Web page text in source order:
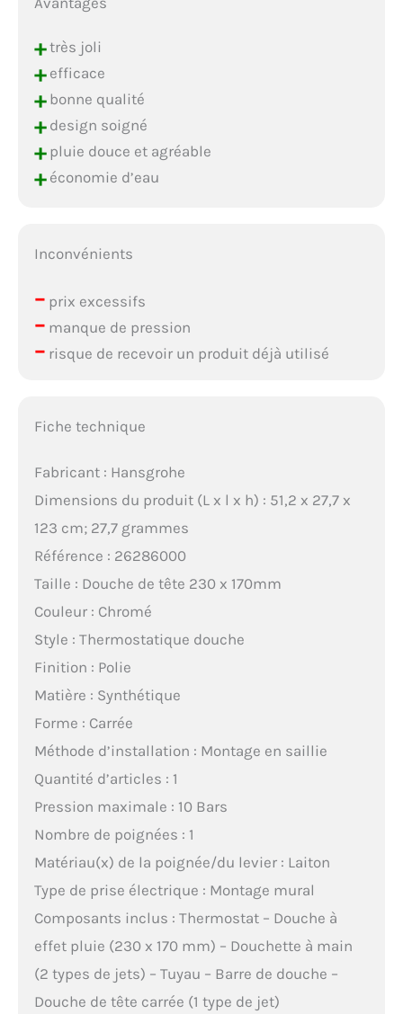
+très joli
+efficace
+bonne qualité
+design soigné
+pluie douce et agréable
+économie d’eau
Inconvénients
–prix excessifs
–manque de pression
–risque de recevoir un produit déjà utilisé
Fiche technique
Fabricant : Hansgrohe
Dimensions du produit (L x l x h) : 51,2 x 27,7 x
123 cm; 27,7 grammes
Référence : 26286000
Taille : Douche de tête 230 x 170mm
Couleur : Chromé
Style : Thermostatique douche
Finition : Polie
Matière : Synthétique
Forme : Carrée
Méthode d’installation : Montage en saillie
Quantité d’articles : 1
Pression maximale : 10 Bars
Nombre de poignées : 1
Matériau(x) de la poignée/du levier : Laiton
Type de prise électrique : Montage mural
Composants inclus : Thermostat – Douche à
effet pluie (230 x 170 mm) – Douchette à main
(2 types de jets) – Tuyau – Barre de douche –
Douche de tête carrée (1 type de jet)